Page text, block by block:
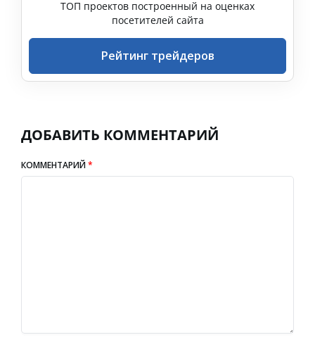
ТОП проектов построенный на оценках
посетителей сайта
Рейтинг трейдеров
ДОБАВИТЬ КОММЕНТАРИЙ
КОММЕНТАРИЙ*